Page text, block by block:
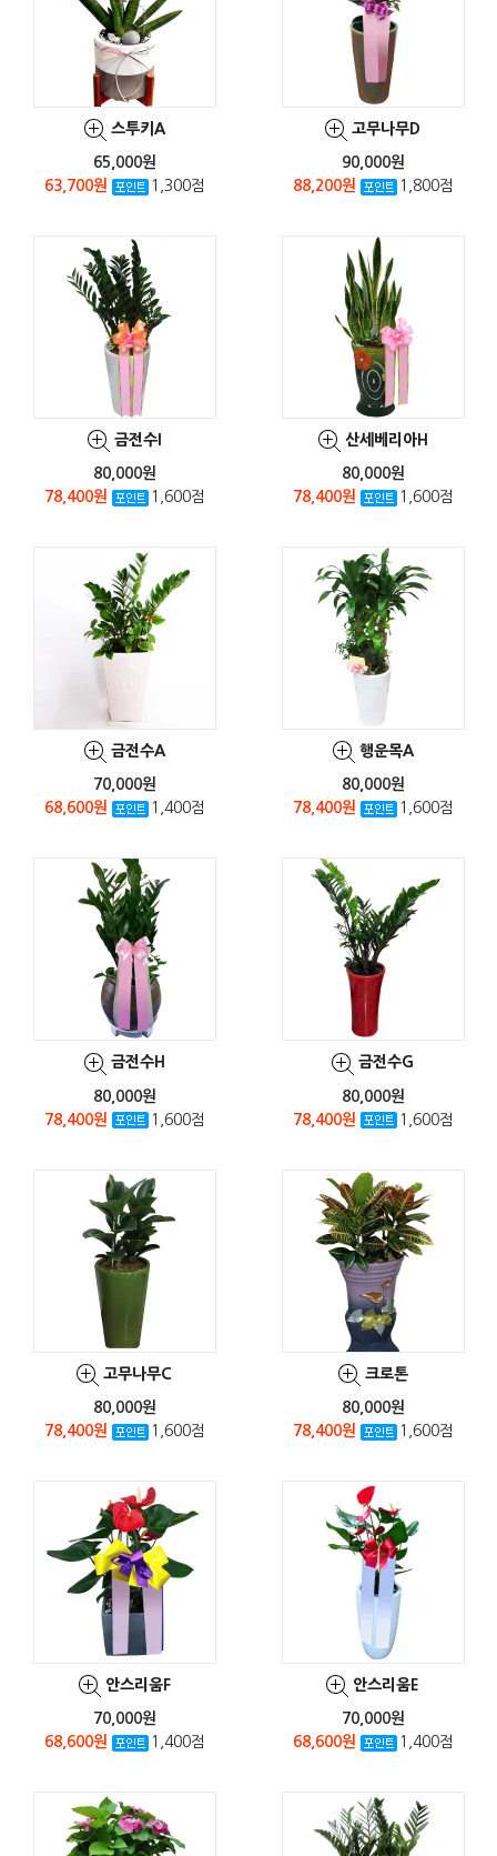
스투키A
65,000원
63,700원
1,300점
고무나무D
90,000원
88,200원
1,800점
금전수I
80,000원
78,400원
1,600점
산세베리아H
80,000원
78,400원
1,600점
금전수A
70,000원
68,600원
1,400점
행운목A
80,000원
78,400원
1,600점
금전수H
80,000원
78,400원
1,600점
금전수G
80,000원
78,400원
1,600점
고무나무C
80,000원
78,400원
1,600점
크로톤
80,000원
78,400원
1,600점
안스리움F
70,000원
68,600원
1,400점
안스리움E
70,000원
68,600원
1,400점